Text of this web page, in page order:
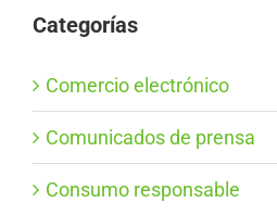
Categorías
Comercio electrónico
Comunicados de prensa
Consumo responsable